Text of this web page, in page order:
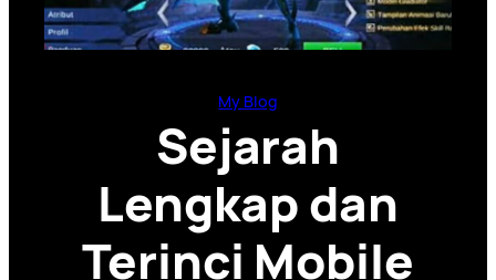
My Blog
Sejarah
Lengkap dan
Terinci Mobile